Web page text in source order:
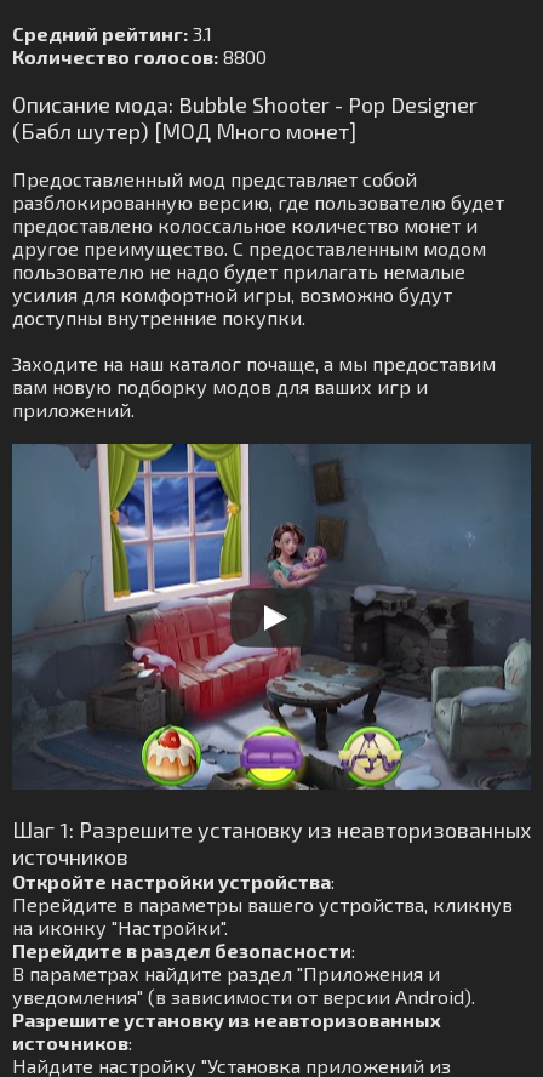
Средний рейтинг: 3.1
Количество голосов: 8800
Описание мода: Bubble Shooter - Pop Designer
(Бабл шутер) [МОД Много монет]
Предоставленный мод представляет собой
разблокированную версию, где пользователю будет
предоставлено колоссальное количество монет и
другое преимущество. С предоставленным модом
пользователю не надо будет прилагать немалые
усилия для комфортной игры, возможно будут
доступны внутренние покупки.
Заходите на наш каталог почаще, а мы предоставим
вам новую подборку модов для ваших игр и
приложений.
Шаг 1: Разрешите установку из неавторизованных
источников
Откройте настройки устройства:
Перейдите в параметры вашего устройства, кликнув
на иконку "Настройки".
Перейдите в раздел безопасности:
В параметрах найдите раздел "Приложения и
уведомления" (в зависимости от версии Android).
Разрешите установку из неавторизованных
источников:
Найдите настройку "Установка приложений из